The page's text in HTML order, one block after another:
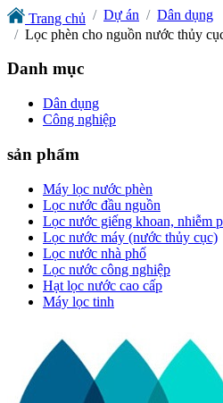
Trang chủ Dự án
Dân dụng
Lọc phèn cho nguồn nước thủy
Danh mục
Dân dụng
Công nghiệp
sản phẩm
Máy lọc nước phèn
Lọc nước đầu nguồn
Lọc nước giếng khoan, nhiễm
Lọc nước máy (nước thủy cục)
Lọc nước nhà phố
Lọc nước công nghiệp
Hạt lọc nước cao cấp
Máy lọc tinh